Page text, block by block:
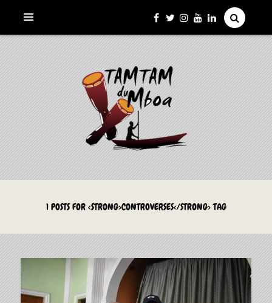
LE TAMTAM DU MBOA
La Culture du Mboa Dévoilée !
1 POSTS FOR <STRONG>CONTROVERSES</STRONG> TAG